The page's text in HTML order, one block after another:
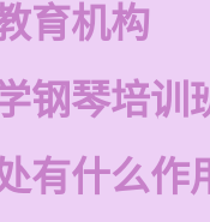
育机构
钢琴培训
有什么作